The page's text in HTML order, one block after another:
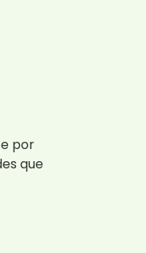
por
que